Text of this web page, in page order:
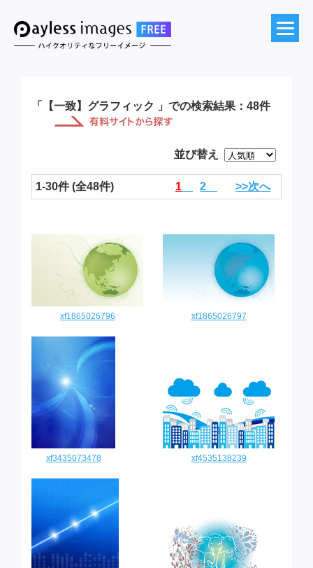
「【一致】グラフィック 」での検索結果：48件
並び替え
1-30件 (全48件) 1 2 >>次へ
xf1865026796 xf1865026797
xf3435073478 xf4535138239